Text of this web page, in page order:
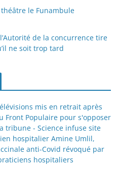
théâtre le Funambule
de la concurrence tire
ne soit trop tard
mis en retrait après
Front Populaire pour s'opposer
tribune - Science infuse site
hospitalier Amine Umlil,
anti-Covid révoqué par
hospitaliers